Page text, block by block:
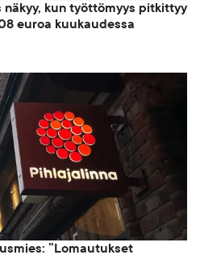
näkyy, kun työttömyys pitkittyy
euroa kuukaudessa
”Lomautukset